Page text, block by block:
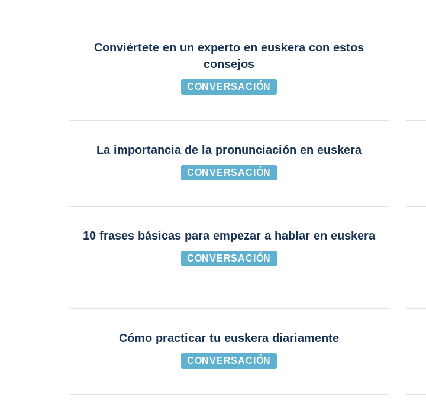
Conviértete en un experto en euskera con estos
consejos
CONVERSACIÓN
La importancia de la pronunciación en euskera
CONVERSACIÓN
10 frases básicas para empezar a hablar en euskera
CONVERSACIÓN
Cómo practicar tu euskera diariamente
CONVERSACIÓN